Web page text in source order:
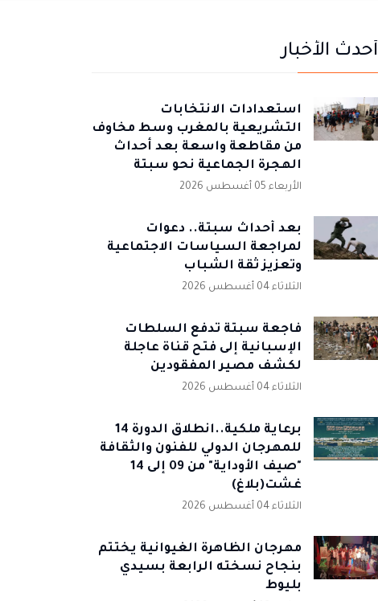
أحدث الأخبار
استعدادات الانتخابات
التشريعية بالمغرب وسط مخاوف
من مقاطعة واسعة بعد أحداث
الهجرة الجماعية نحو سبتة
الأربعاء 05 أغسطس 2026
بعد أحداث سبتة.. دعوات
لمراجعة السياسات الاجتماعية
وتعزيز ثقة الشباب
الثلاثاء 04 أغسطس 2026
فاجعة سبتة تدفع السلطات
الإسبانية إلى فتح قناة عاجلة
لكشف مصير المفقودين
الثلاثاء 04 أغسطس 2026
برعاية ملكية..انطلاق الدورة 14
للمهرجان الدولي للفنون والثقافة
"صيف الأوداية" من 09 إلى 14
غشت(بلاغ)
الثلاثاء 04 أغسطس 2026
مهرجان الظاهرة الغيوانية يختتم
بنجاح نسخته الرابعة بسيدي
بليوط